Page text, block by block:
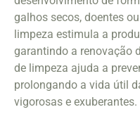
galhos secos, doentes
limpeza estimula a
garantindo a renovação
de limpeza ajuda a
prolongando a vida útil
vigorosas e exuberantes.